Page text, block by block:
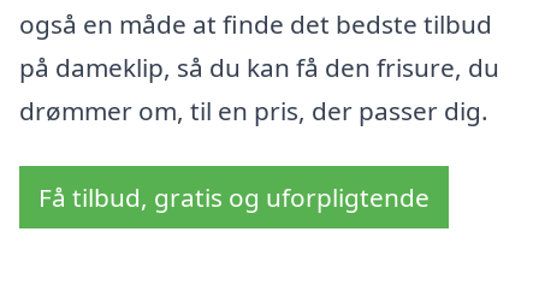
også en måde at finde det bedste tilbud
på dameklip, så du kan få den frisure, du
drømmer om, til en pris, der passer dig.
Få tilbud, gratis og uforpligtende